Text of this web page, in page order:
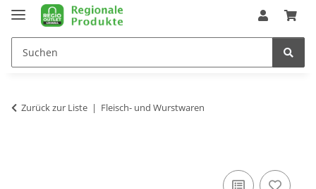
Zurück zur Liste Fleisch- und Wurstwaren